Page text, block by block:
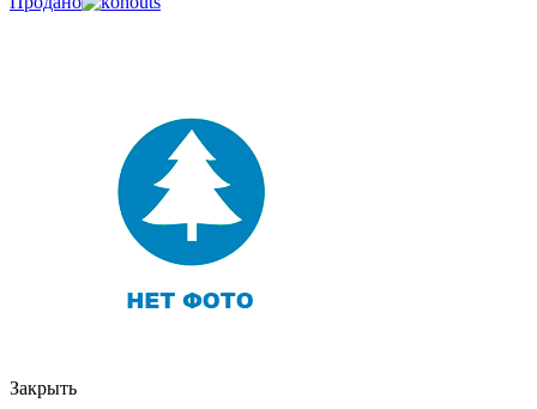
Закрыть